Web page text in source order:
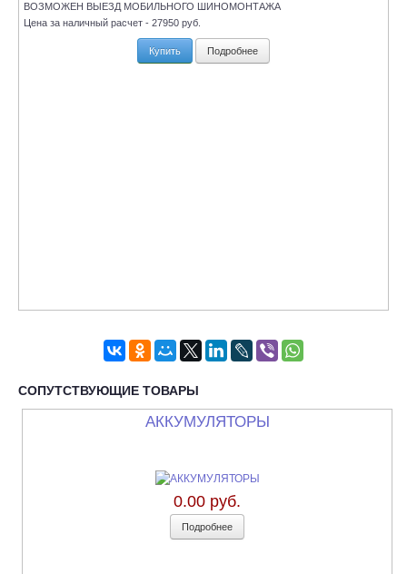
ВОЗМОЖЕН ВЫЕЗД МОБИЛЬНОГО ШИНОМОНТАЖА
Цена за наличный расчет - 27950 руб.
Купить Подробнее
СОПУТСТВУЮЩИЕ ТОВАРЫ
АККУМУЛЯТОРЫ
0.00 руб.
Подробнее